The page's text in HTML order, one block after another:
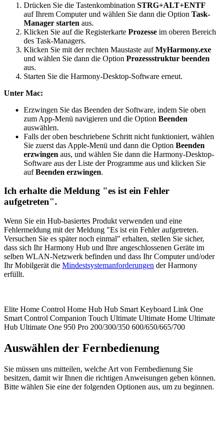
Drücken Sie die Tastenkombination STRG+ALT+ENTF
auf Ihrem Computer und wählen Sie dann die Option Task-
Manager starten aus.
Klicken Sie auf die Registerkarte Prozesse im oberen Bereich
des Task-Managers.
Klicken Sie mit der rechten Maustaste aufMyHarmony.exe
und wählen Sie dann die Option Prozessstruktur beenden
aus.
Starten Sie die Harmony-Desktop-Software erneut.
Unter Mac:
Erzwingen Sie das Beenden der Software, indem Sie oben
zum App-Menü navigieren und die Option Beenden
auswählen.
Falls der oben beschriebene Schritt nicht funktioniert, wählen
Sie zuerst das Apple-Menü und dann die Option Beenden
erzwingen aus, und wählen Sie dann die Harmony-Desktop-
Software aus der Liste der Programme aus und klicken Sie
aufBeenden erzwingen.
Ich erhalte die Meldung "es ist ein Fehler
aufgetreten".
Wenn Sie ein Hub-basiertes Produkt verwenden und eine
Fehlermeldung mit der Meldung "Es ist ein Fehler aufgetreten.
Versuchen Sie es später noch einmal" erhalten, stellen Sie sicher,
dass sich Ihr Harmony Hub und Ihre angeschlossenen Geräte im
selben WLAN-Netzwerk befinden und dass Ihr Computer und/oder
Ihr Mobilgerät die Mindestsystemanforderungen der Harmony
erfüllt.
Elite Home Control Home Hub Hub Smart Keyboard Link One
Smart Control Companion Touch Ultimate Ultimate Home Ultimate
Hub Ultimate One 950 Pro 200/300/350 600/650/665/700
Auswählen der Fernbedienung
Sie müssen uns mitteilen, welche Art von Fernbedienung Sie
besitzen, damit wir Ihnen die richtigen Anweisungen geben können.
Bitte wählen Sie eine der folgenden Optionen aus, um zu beginnen.